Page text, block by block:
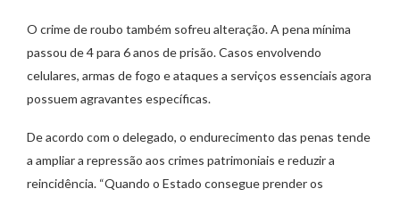
O crime de roubo também sofreu alteração. A pena mínima
passou de 4 para 6 anos de prisão. Casos envolvendo
celulares, armas de fogo e ataques a serviços essenciais agora
possuem agravantes específicas.
De acordo com o delegado, o endurecimento das penas tende
a ampliar a repressão aos crimes patrimoniais e reduzir a
reincidência. “Quando o Estado consegue prender os